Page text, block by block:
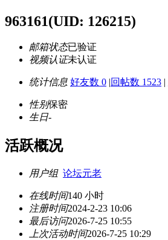
963161(UID: 126215)
邮箱状态已验证
视频认证未认证
统计信息 好友数 0 |回帖数 1523 |
性别保密
生日-
活跃概况
用户组 论坛元老
在线时间140 小时
注册时间2024-2-23 10:06
最后访问2026-7-25 10:55
上次活动时间2026-7-25 10:29